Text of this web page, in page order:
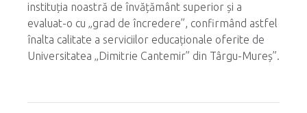
instituția noastră de învățământ superior și a
evaluat-o cu „grad de încredere”, confirmând astfel
înalta calitate a serviciilor educaționale oferite de
Universitatea „Dimitrie Cantemir” din Târgu-Mureș”.